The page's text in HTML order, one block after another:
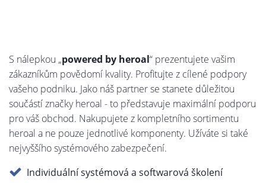
S nálepkou „powered by heroal“ prezentujete vašim
zákazníkům povědomí kvality. Profitujte z cílené podpory
vašeho podniku. Jako náš partner se stanete důležitou
součástí značky heroal - to představuje maximální podporu
pro váš obchod. Nakupujete z kompletního sortimentu
heroal a ne pouze jednotlivé komponenty. Užíváte si také
nejvyššího systémového zabezpečení.
Individuální systémová a softwarová školení